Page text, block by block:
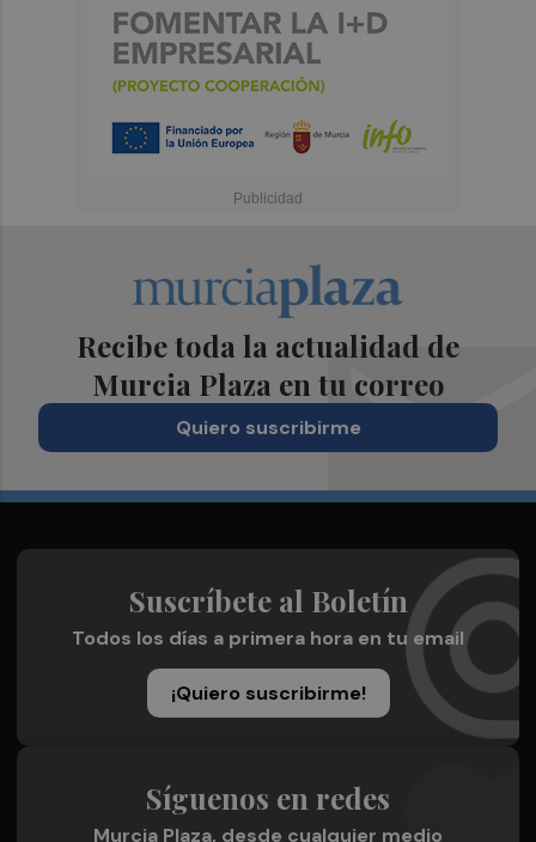
Recibe toda la actualidad de
Murcia Plaza en tu correo
Quiero suscribirme
Suscríbete al Boletín
Todos los días a primera hora en tu email
¡Quiero suscribirme!
Síguenos en redes
Murcia Plaza, desde cualquier medio